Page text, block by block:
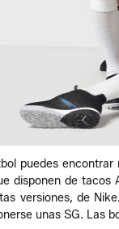
puedes
disponen de
versiones, de
unas SG. Las